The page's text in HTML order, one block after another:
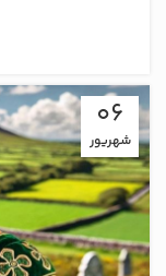
06
شهریور